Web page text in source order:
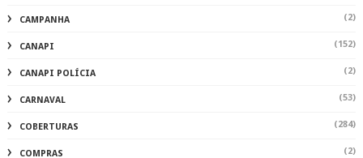
CAMPANHA (2)
CANAPI (152)
CANAPI POLÍCIA (2)
CARNAVAL (53)
COBERTURAS (284)
COMPRAS (2)